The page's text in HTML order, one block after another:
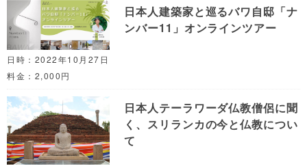
日本人建築家と巡るバワ自邸「ナ
ンバー11」オンラインツアー
日時：2022年10月27日
料金：2,000円
日本人テーラワーダ仏教僧侶に聞
く、スリランカの今と仏教につい
て